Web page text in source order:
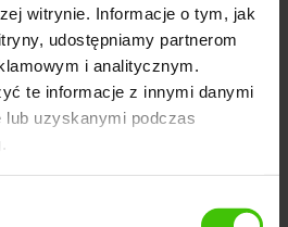
witrynie. Informacje o tym, jak
udostępniamy partnerom
i analitycznym.
te informacje z innymi danymi
uzyskanymi podczas
ZAPYTANIE